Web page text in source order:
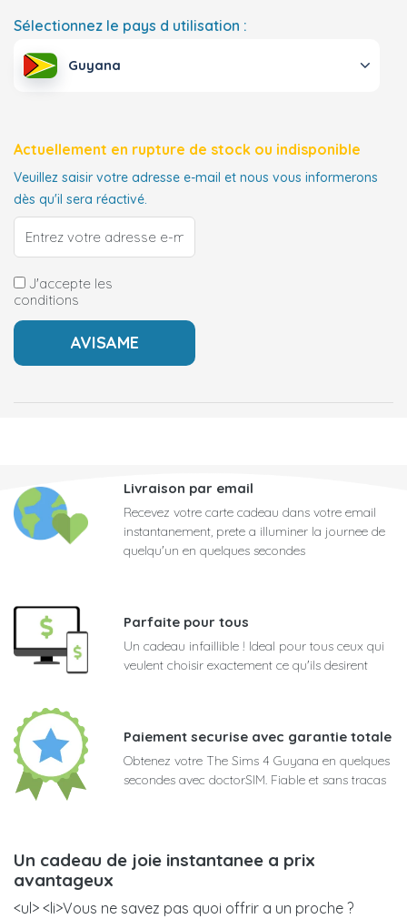
Sélectionnez le pays d utilisation :
Guyana
Actuellement en rupture de stock ou indisponible
Veuillez saisir votre adresse e-mail et nous vous informerons
dès qu'il sera réactivé.
J'accepte les
conditions
Livraison par email
Recevez votre carte cadeau dans votre email
instantanement, prete a illuminer la journee de
quelqu'un en quelques secondes
Parfaite pour tous
Un cadeau infaillible ! Ideal pour tous ceux qui
veulent choisir exactement ce qu'ils desirent
Paiement securise avec garantie totale
Obtenez votre The Sims 4 Guyana en quelques
secondes avec doctorSIM. Fiable et sans tracas
Un cadeau de joie instantanee a prix
avantageux
<ul> <li>Vous ne savez pas quoi offrir a un proche ?